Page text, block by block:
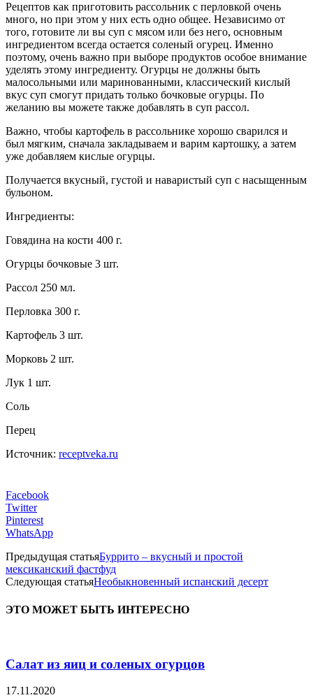
Рецептов как приготовить рассольник с перловкой очень
много, но при этом у них есть одно общее. Независимо от
того, готовите ли вы суп с мясом или без него, основным
ингредиентом всегда остается соленый огурец. Именно
поэтому, очень важно при выборе продуктов особое внимание
уделять этому ингредиенту. Огурцы не должны быть
малосольными или маринованными, классический кислый
вкус суп смогут придать только бочковые огурцы. По
желанию вы можете также добавлять в суп рассол.
Важно, чтобы картофель в рассольнике хорошо сварился и
был мягким, сначала закладываем и варим картошку, а затем
уже добавляем кислые огурцы.
Получается вкусный, густой и наваристый суп с насыщенным
бульоном.
Ингредиенты:
Говядина на кости 400 г.
Огурцы бочковые 3 шт.
Рассол 250 мл.
Перловка 300 г.
Картофель 3 шт.
Морковь 2 шт.
Лук 1 шт.
Соль
Перец
Источник: receptveka.ru
Facebook
Twitter
Pinterest
WhatsApp
Предыдущая статьяБуррито – вкусный и простой
мексиканский фастфуд
Следующая статьяНеобыкновенный испанский десерт
ЭТО МОЖЕТ БЫТЬ ИНТЕРЕСНО
Салат из яиц и соленых огурцов
17.11.2020